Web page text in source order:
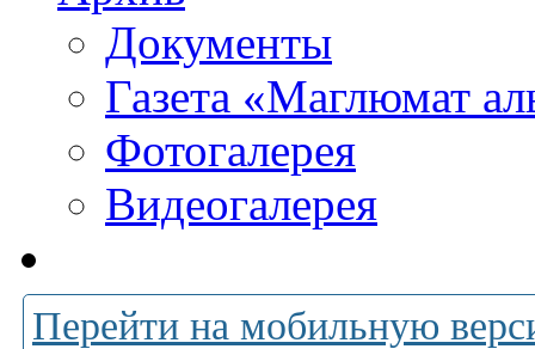
Документы
Газета «Маглюмат
Фотогалерея
Видеогалерея
Перейти на мобильную